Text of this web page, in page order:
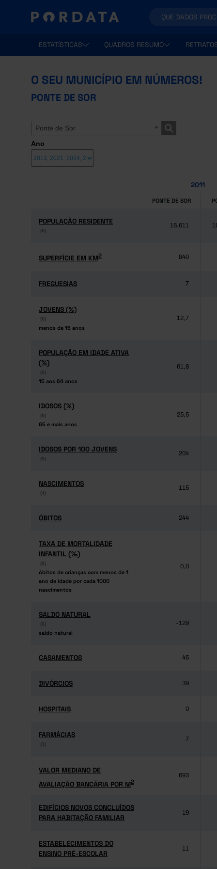
ESTATÍSTICAS QUADROS RESUMO
O SEU MUNICÍPIO EM NÚMEROS!
PONTE DE SOR
Ponte de Sor
Ano
2011
PONTE DE SOR
POPULAÇÃO RESIDENTE
(6)
POPULAÇÃO RESIDENTE
(6)
16.611
SUPERFÍCIE EM KM2
SUPERFÍCIE EM KM2 840
FREGUESIAS
FREGUESIAS 7
JOVENS (%)
(6)
menos de 15 anos
JOVENS (%)
(6)
menos de 15 anos
12,7
POPULAÇÃO EM IDADE ATIVA
(%)
(6)
15 aos 64 anos
POPULAÇÃO EM IDADE ATIVA
(%)
(6)
15 aos 64 anos
61,8
IDOSOS (%)
(6)
65 e mais anos
IDOSOS (%)
(6)
65 e mais anos
25,5
IDOSOS POR 100 JOVENS
(6)
IDOSOS POR 100 JOVENS
(6)
204
NASCIMENTOS
(4)
NASCIMENTOS
(4)
115
ÓBITOS
ÓBITOS 244
TAXA DE MORTALIDADE
INFANTIL (‰)
(6)
óbitos de crianças com menos de 1
ano de idade por cada 1000
nascimentos
TAXA DE MORTALIDADE
INFANTIL (‰)
(6)
óbitos de crianças com menos de 1
ano de idade por cada 1000
nascimentos
0,0
SALDO NATURAL
(6)
saldo natural
SALDO NATURAL
(6)
saldo natural
-129
CASAMENTOS
CASAMENTOS 45
DIVÓRCIOS
DIVÓRCIOS 39
HOSPITAIS
HOSPITAIS 0
FARMÁCIAS
(3)
FARMÁCIAS
(3)
7
VALOR MEDIANO DE
AVALIAÇÃO BANCÁRIA POR M2
VALOR MEDIANO DE
AVALIAÇÃO BANCÁRIA POR M2
693
EDIFÍCIOS NOVOS CONCLUÍDOS
PARA HABITAÇÃO FAMILIAR
EDIFÍCIOS NOVOS CONCLUÍDOS
PARA HABITAÇÃO FAMILIAR
19
ESTABELECIMENTOS DO
ENSINO PRÉ-ESCOLAR
ESTABELECIMENTOS DO
ENSINO PRÉ-ESCOLAR
11